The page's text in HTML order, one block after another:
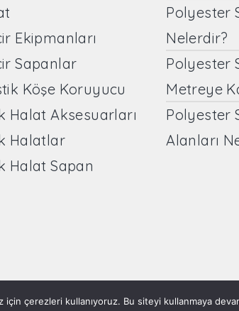
Ekipmanları
Sapanlar
Köşe Koruyucu
Halat Aksesuarları
Halatlar
Halat Sapan
Polyester
Nelerdir?
Polyester
Metreye
Polyester
Alanları
çerezleri kullanıyoruz. Bu siteyi kullanmaya